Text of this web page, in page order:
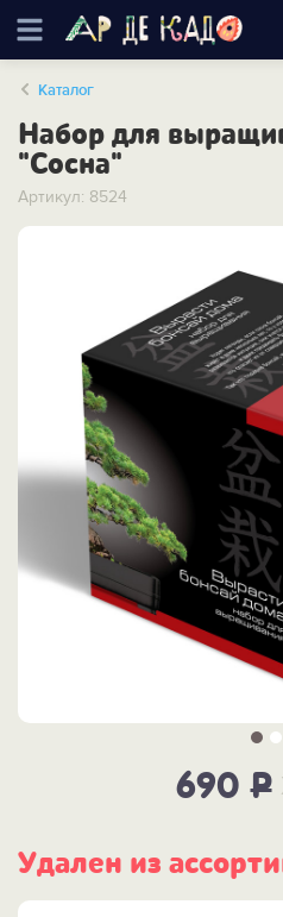
Каталог
Набор для
"Сосна"
Артикул: 8524
690P
Удален из